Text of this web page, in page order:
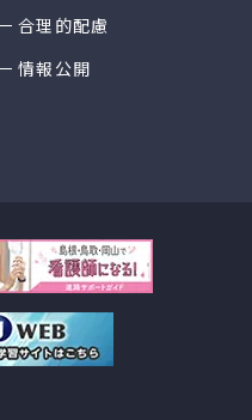
合理的配慮
情報公開